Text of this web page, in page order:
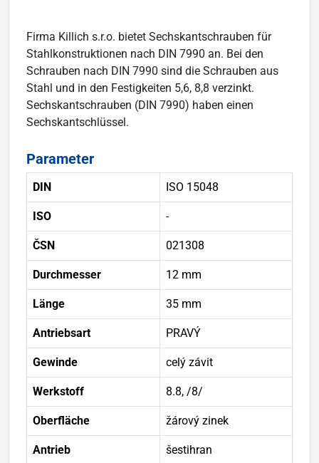
Firma Killich s.r.o. bietet Sechskantschrauben für
Stahlkonstruktionen nach DIN 7990 an. Bei den
Schrauben nach DIN 7990 sind die Schrauben aus
Stahl und in den Festigkeiten 5,6, 8,8 verzinkt.
Sechskantschrauben (DIN 7990) haben einen
Sechskantschlüssel.
Parameter
DIN ISO 15048
ISO -
ČSN 021308
Durchmesser 12 mm
Länge 35 mm
Antriebsart PRAVÝ
Gewinde celý závit
Werkstoff 8.8, /8/
Oberfläche žárový zinek
Antrieb šestihran